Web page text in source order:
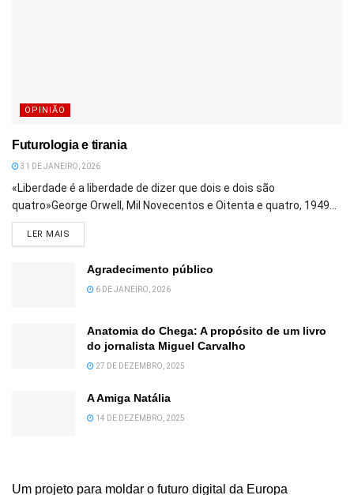
OPINIÃO
Futurologia e tirania
31 DE JANEIRO, 2026
«Liberdade é a liberdade de dizer que dois e dois são
quatro»George Orwell, Mil Novecentos e Oitenta e quatro, 1949...
LER MAIS
Agradecimento público
6 DE JANEIRO, 2026
Anatomia do Chega: A propósito de um livro
do jornalista Miguel Carvalho
27 DE DEZEMBRO, 2025
A Amiga Natália
14 DE DEZEMBRO, 2025
Um projeto para moldar o futuro digital da Europa